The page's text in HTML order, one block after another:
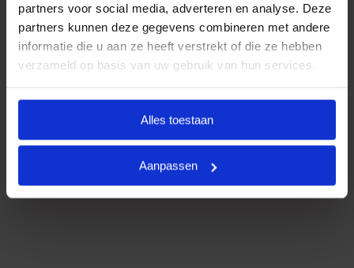
partners voor social media, adverteren en analyse. Deze
partners kunnen deze gegevens combineren met andere
informatie die u aan ze heeft verstrekt of die ze hebben
verzameld op basis van uw gebruik van hun services.
Alles toestaan
Aanpassen
Klanten Vertellen
Goedkope Uitvaart24, onderdeel
met met meer dan 1400
Vertellen